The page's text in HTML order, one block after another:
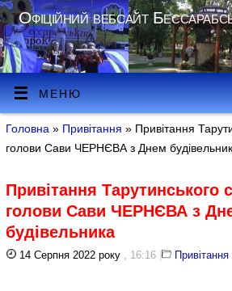
Офіційний вебсайт
МЕНЮ
Головна » Привітання » Привітання
голови Сави ЧЕРНЄВА з Днем
Привітання Тарутинського
голови Сави ЧЕРНЄВА з
будівельника
14 Серпня 2022 року , 16:16 | Привітання